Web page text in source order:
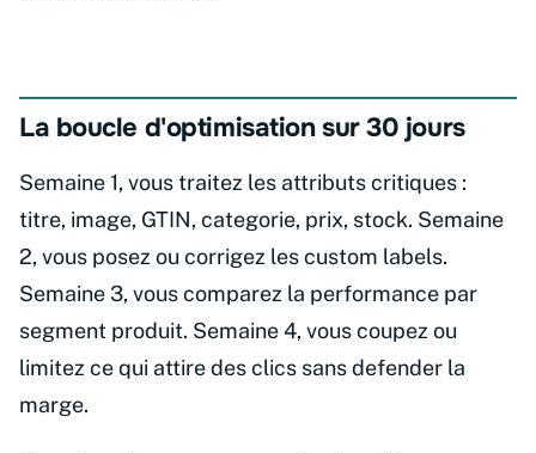
La boucle d'optimisation sur 30 jours
Semaine 1, vous traitez les attributs critiques :
titre, image, GTIN, categorie, prix, stock. Semaine
2, vous posez ou corrigez les custom labels.
Semaine 3, vous comparez la performance par
segment produit. Semaine 4, vous coupez ou
limitez ce qui attire des clics sans defender la
marge.